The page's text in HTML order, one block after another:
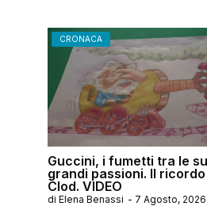
CRONACA
Guccini, i fumetti tra le
grandi passioni. Il ricordo
Clod. VIDEO
di Elena Benassi - 7 Agosto, 2026